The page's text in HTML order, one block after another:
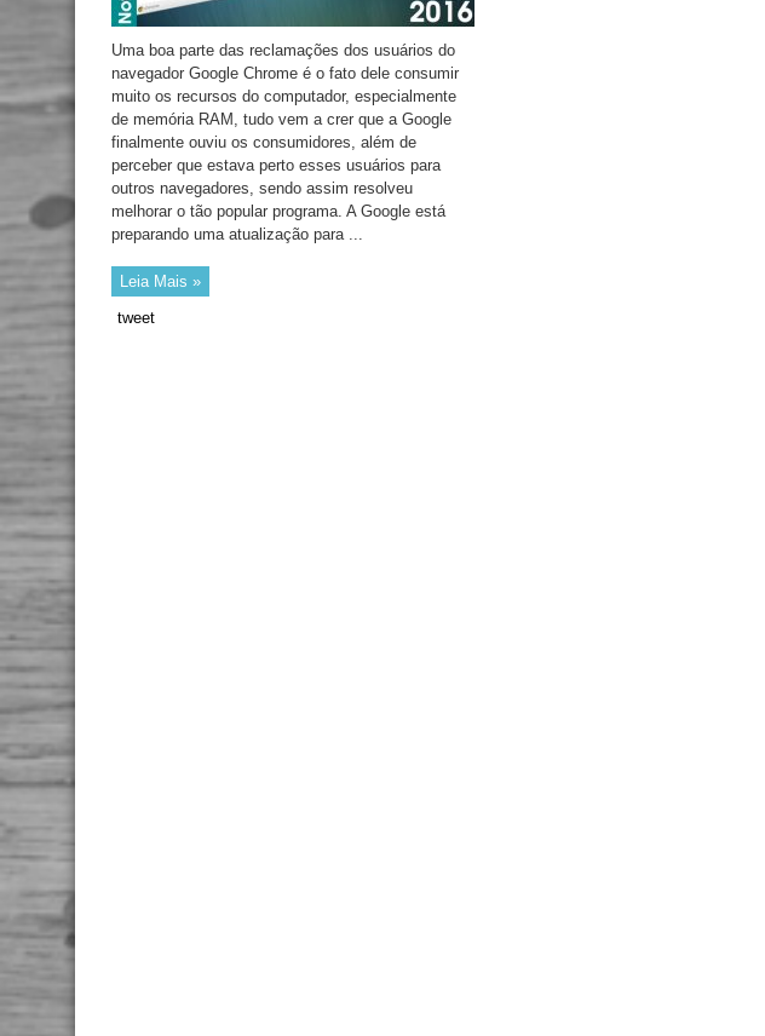
Uma boa parte das reclamações dos usuários do
navegador Google Chrome é o fato dele consumir
muito os recursos do computador, especialmente
de memória RAM, tudo vem a crer que a Google
finalmente ouviu os consumidores, além de
perceber que estava perto esses usuários para
outros navegadores, sendo assim resolveu
melhorar o tão popular programa. A Google está
preparando uma atualização para ...
Leia Mais »
tweet